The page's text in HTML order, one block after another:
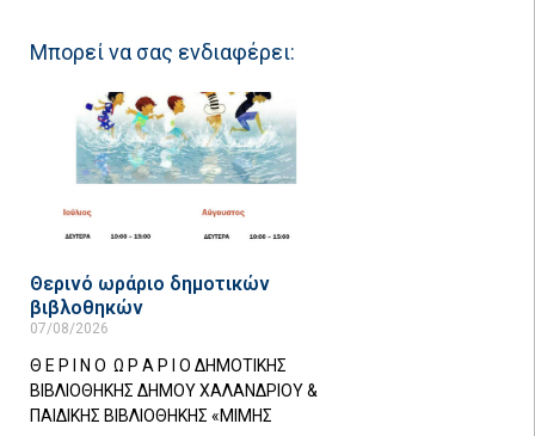
Μπορεί να σας ενδιαφέρει:
Θερινό ωράριο δημοτικών
βιβλοθηκών
07/08/2026
Θ Ε Ρ Ι Ν Ο Ω Ρ Α Ρ Ι Ο ΔΗΜΟΤΙΚΗΣ
ΒΙΒΛΙΟΘΗΚΗΣ ΔΗΜΟΥ ΧΑΛΑΝΔΡΙΟΥ &
ΠΑΙΔΙΚΗΣ ΒΙΒΛΙΟΘΗΚΗΣ «ΜΙΜΗΣ